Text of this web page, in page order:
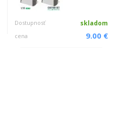
Dostupnosť skladom
cena 9.00 €